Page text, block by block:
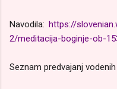
Navodila: https://
2/meditacija-boginje-ob-
Seznam predvajanj